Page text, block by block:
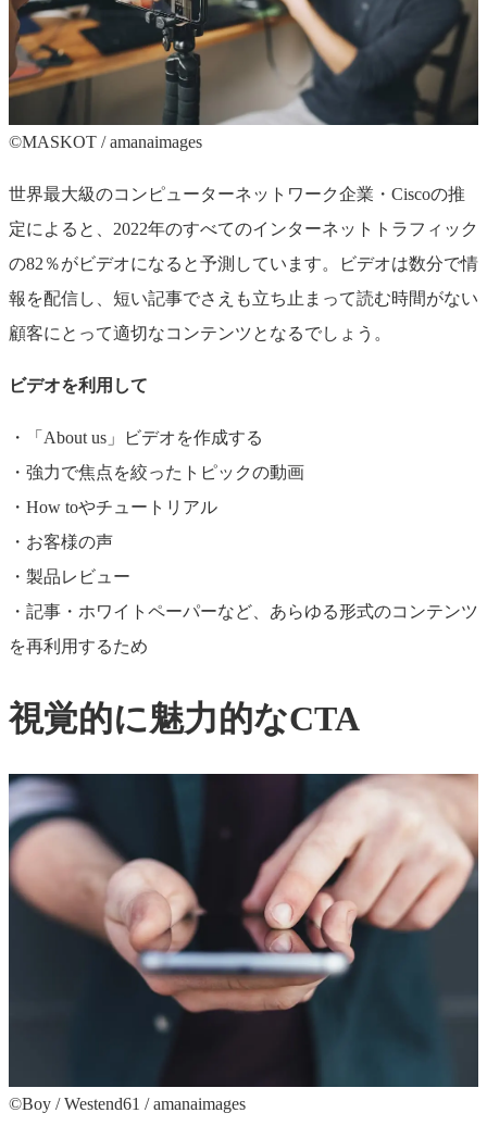
©︎MASKOT / amanaimages
世界最大級のコンピューターネットワーク企業・Ciscoの推
定によると、2022年のすべてのインターネットトラフィック
の82％がビデオになると予測しています。ビデオは数分で情
報を配信し、短い記事でさえも立ち止まって読む時間がない
顧客にとって適切なコンテンツとなるでしょう。
ビデオを利用して
・「About us」ビデオを作成する
・強力で焦点を絞ったトピックの動画
・How toやチュートリアル
・お客様の声
・製品レビュー
・記事・ホワイトペーパーなど、あらゆる形式のコンテンツ
を再利用するため
視覚的に魅力的なCTA
©︎Boy / Westend61 / amanaimages